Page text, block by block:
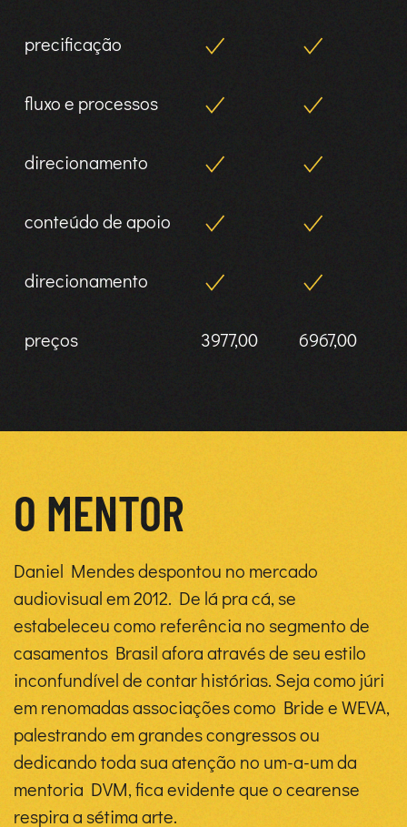
precificação
fluxo e processos
direcionamento
conteúdo de apoio
direcionamento
preços 3977,00 6967,00
O MENTOR
Daniel Mendes despontou no mercado
audiovisual em 2012. De lá pra cá, se
estabeleceu como referência no segmento de
casamentos Brasil afora através de seu estilo
inconfundível de contar histórias. Seja como júri
em renomadas associações como Bride e WEVA,
palestrando em grandes congressos ou
dedicando toda sua atenção no um-a-um da
mentoria DVM, fica evidente que o cearense
respira a sétima arte.